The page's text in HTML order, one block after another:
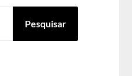
Pesquisar